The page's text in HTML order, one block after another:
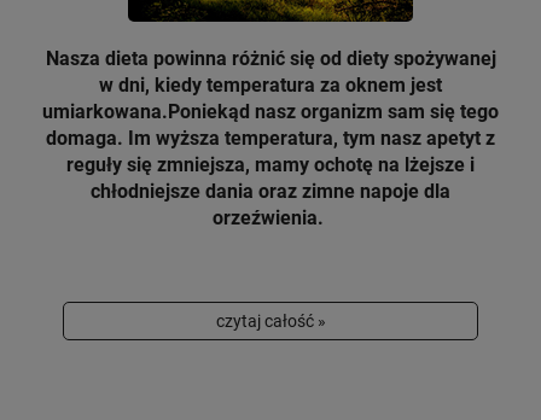
Nasza dieta powinna różnić się od diety spożywanej
w dni, kiedy temperatura za oknem jest
umiarkowana.Poniekąd nasz organizm sam się tego
domaga. Im wyższa temperatura, tym nasz apetyt z
reguły się zmniejsza, mamy ochotę na lżejsze i
chłodniejsze dania oraz zimne napoje dla
orzeźwienia.
czytaj całość »